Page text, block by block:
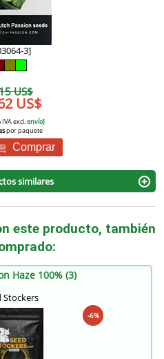
3]
US$
US$
IVA excl.envío]
por paquete
Comprar
similares
este producto, también
Haze 100% (3)
Stockers
-6%